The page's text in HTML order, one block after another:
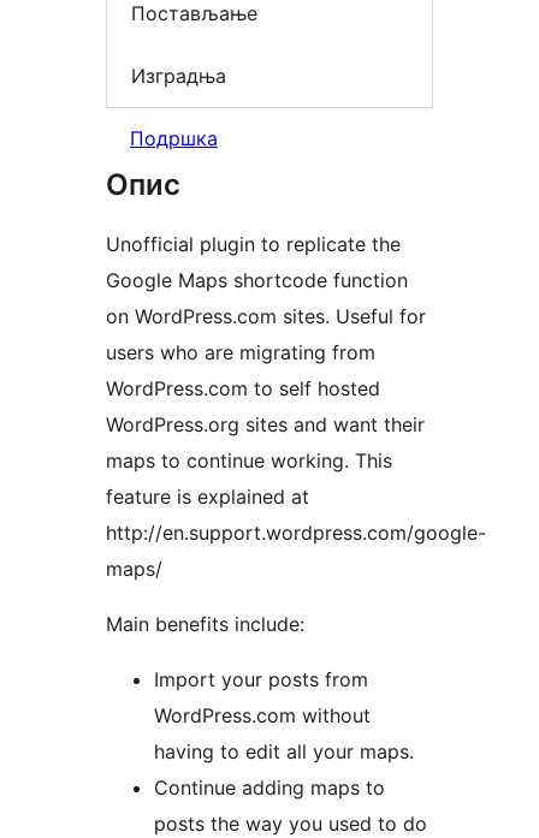
Постављање
Изградња
Подршка
Опис
Unofficial plugin to replicate the
Google Maps shortcode function
on WordPress.com sites. Useful for
users who are migrating from
WordPress.com to self hosted
WordPress.org sites and want their
maps to continue working. This
feature is explained at
http://en.support.wordpress.com/google-
maps/
Main benefits include:
Import your posts from
WordPress.com without
having to edit all your maps.
Continue adding maps to
posts the way you used to do